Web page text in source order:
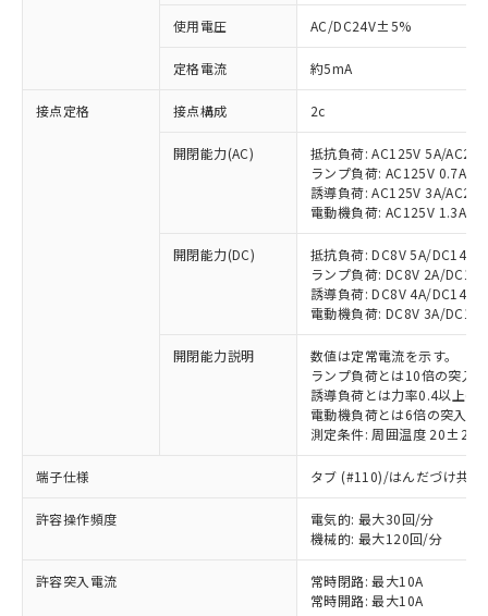
使用電圧 AC/DC24V±5%
定格電流 約5mA
接点定格 接点構成 2c
開閉能力(AC)
抵抗負荷: AC125V 5A/
ランプ負荷: AC125V 0.7A/
誘導負荷: AC125V 3A/
電動機負荷: AC125V 1.3A/
開閉能力(DC)
抵抗負荷: DC8V 5A/DC14V
ランプ負荷: DC8V 2A/
誘導負荷: DC8V 4A/DC14V
電動機負荷: DC8V 3A/
開閉能力説明
数値は定常電流を示す。
ランプ負荷とは10倍の突入
誘導負荷とは力率0.4以上
電動機負荷とは6倍の突入電
測定条件: 周囲温度 20±2℃
端子仕様 タブ (#110)/はんだづけ共用
許容操作頻度
電気的: 最大30回/分
機械的: 最大120回/分
許容突入電流
常時閉路: 最大10A
常時開路: 最大10A
※1 対応状況
対応済み：EU RoHS指令（10物質）の
非含有に対応した製品が提供可能な商品で